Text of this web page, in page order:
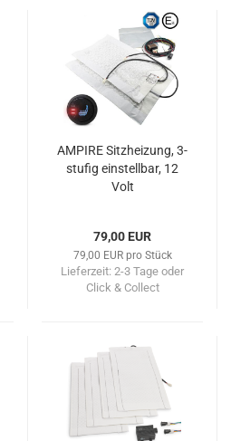
AMPIRE Sitzheizung, 3-
stufig einstellbar, 12
Volt
79,00 EUR
79,00 EUR pro Stück
Lieferzeit: 2-3 Tage oder
Click & Collect